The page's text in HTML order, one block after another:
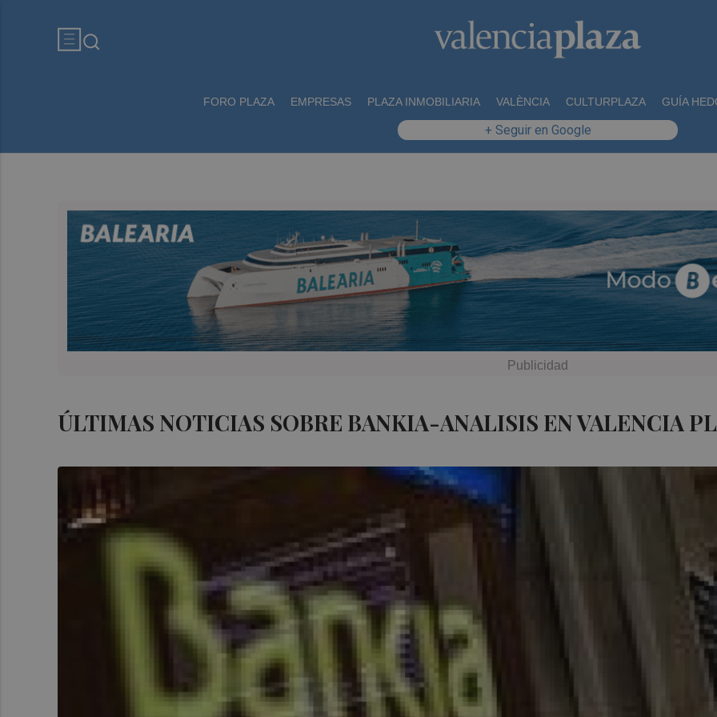
FORO PLAZA EMPRESAS PLAZA INMOBILIARIA VALÈNCIA CULTURPLAZA GUÍA
+ Seguir en Google
ÚLTIMAS NOTICIAS SOBRE BANKIA-ANALISIS EN VALENCIA